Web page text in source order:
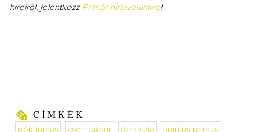
híreiről, jelentkezz Primőr hírlevelünkre!
CÍMKÉK
pók tamás cseh gábor dereszla spiritus primus